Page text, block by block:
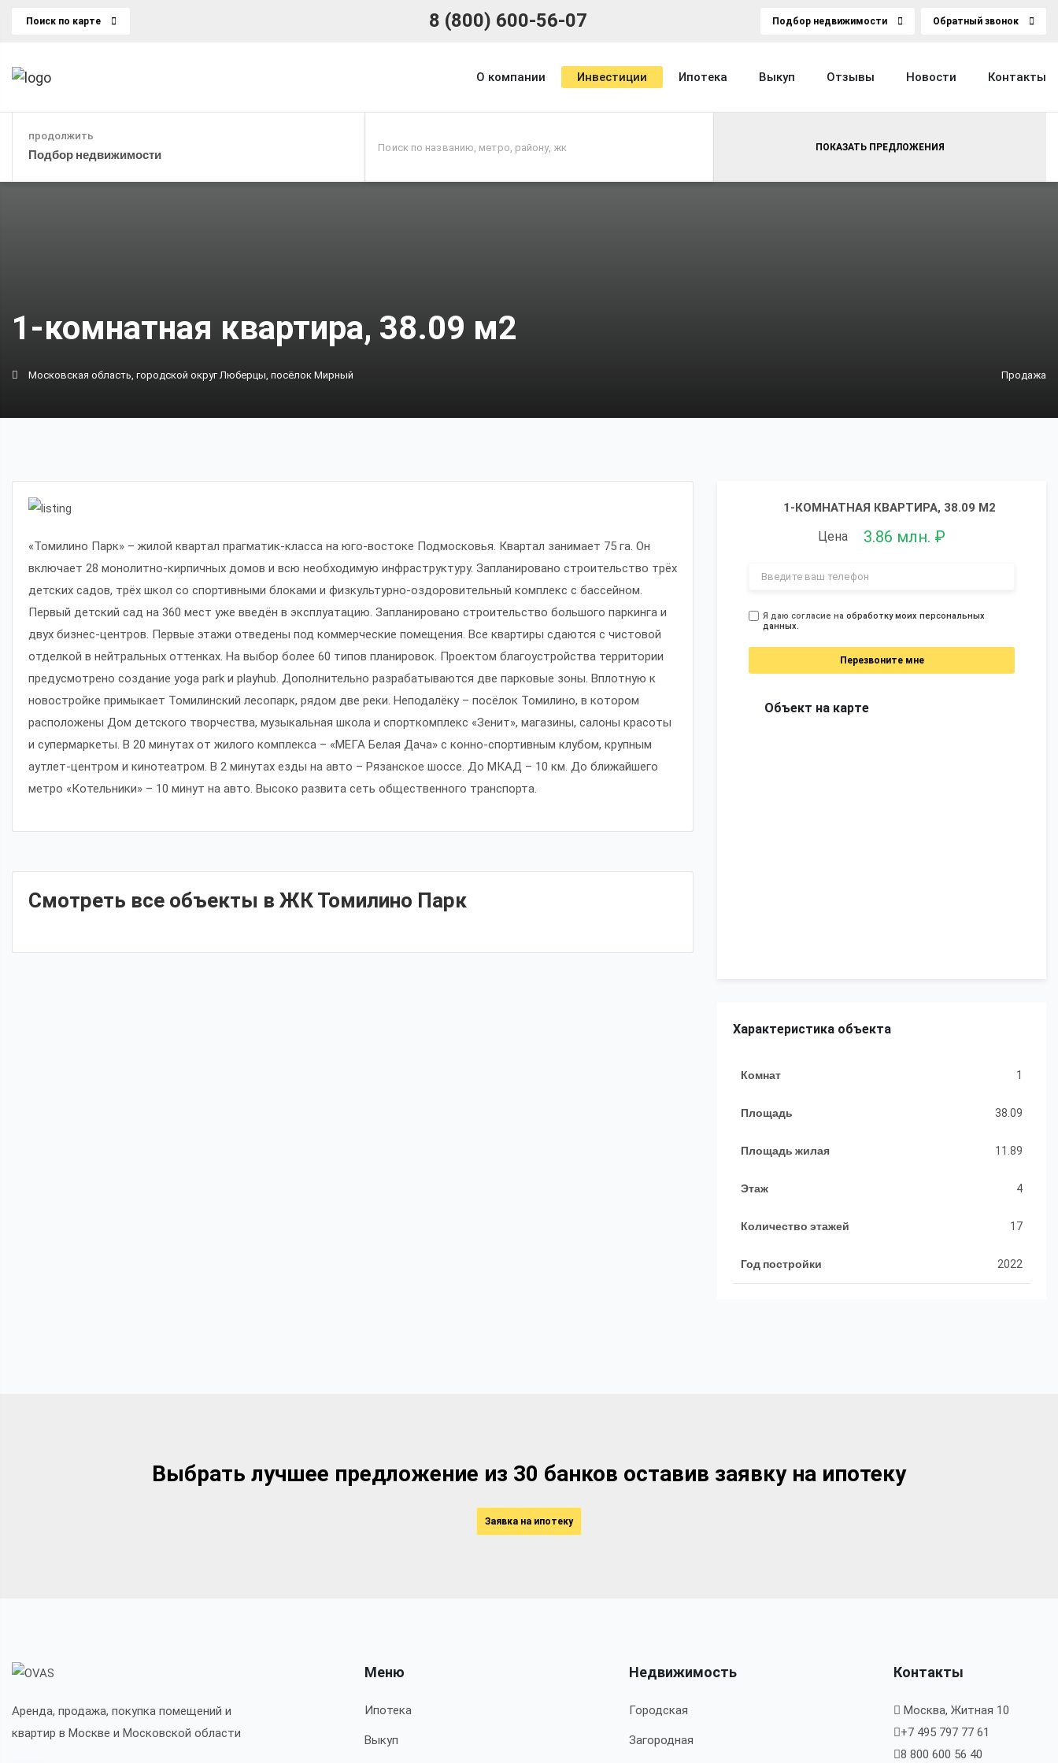
Поиск по карте 8 (800) 600-56-07 Подбор недвижимости Обратный звонок
О компании Инвестиции Ипотека Выкуп Отзывы Новости Контакты
продолжить
Подбор недвижимости ПОКАЗАТЬ ПРЕДЛОЖЕНИЯ
1-комнатная квартира, 38.09 м2
Московская область, городской округ Люберцы, посёлок Мирный Продажа
«Томилино Парк» – жилой квартал прагматик-класса на юго-востоке Подмосковья. Квартал занимает 75 га. Он
включает 28 монолитно-кирпичных домов и всю необходимую инфраструктуру. Запланировано строительство трёх
детских садов, трёх школ со спортивными блоками и физкультурно-оздоровительный комплекс с бассейном.
Первый детский сад на 360 мест уже введён в эксплуатацию. Запланировано строительство большого паркинга и
двух бизнес-центров. Первые этажи отведены под коммерческие помещения. Все квартиры сдаются с чистовой
отделкой в нейтральных оттенках. На выбор более 60 типов планировок. Проектом благоустройства территории
предусмотрено создание yoga park и playhub. Дополнительно разрабатываются две парковые зоны. Вплотную к
новостройке примыкает Томилинский лесопарк, рядом две реки. Неподалёку – посёлок Томилино, в котором
расположены Дом детского творчества, музыкальная школа и спорткомплекс «Зенит», магазины, салоны красоты
и супермаркеты. В 20 минутах от жилого комплекса – «МЕГА Белая Дача» с конно-спортивным клубом, крупным
аутлет-центром и кинотеатром. В 2 минутах езды на авто – Рязанское шоссе. До МКАД – 10 км. До ближайшего
метро «Котельники» – 10 минут на авто. Высоко развита сеть общественного транспорта.
Смотреть все объекты в ЖК Томилино Парк
1-КОМНАТНАЯ КВАРТИРА, 38.09 М2
Цена 3.86 млн. ₽
Я даю согласие на обработку моих персональных
данных.
Перезвоните мне
Объект на карте
Характеристика объекта
Комнат 1
Площадь 38.09
Площадь жилая 11.89
Этаж 4
Количество этажей 17
Год постройки 2022
Выбрать лучшее предложение из 30 банков оставив заявку на ипотеку
Заявка на ипотеку
Аренда, продажа, покупка помещений и
квартир в Москве и Московской области
Меню
Ипотека
Выкуп
Недвижимость
Городская
Загородная
Контакты
Москва, Житная 10
+7 495 797 77 61
8 800 600 56 40